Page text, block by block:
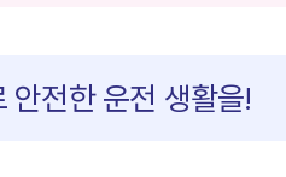
안전한 운전 생활을!